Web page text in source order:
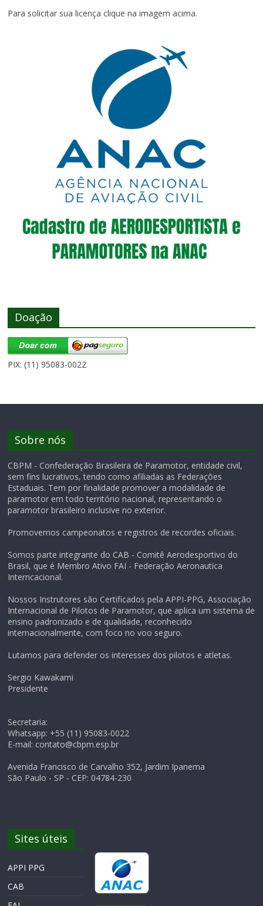
Para solicitar sua licença clique na imagem acima.
Doação
PIX: (11) 95083-0022
Sobre nós
CBPM - Confederação Brasileira de Paramotor, entidade civil,
sem fins lucrativos, tendo como afiliadas as Federações
Estaduais. Tem por finalidade promover a modalidade de
paramotor em todo território nacional, representando o
paramotor brasileiro inclusive no exterior.
Promovemos campeonatos e registros de recordes oficiais.
Somos parte integrante do CAB - Comitê Aerodesportivo do
Brasil, que é Membro Ativo FAI - Federação Aeronautica
Interncacional.
Nossos Instrutores são Certificados pela APPI-PPG, Associação
Internacional de Pilotos de Paramotor, que aplica um sistema de
ensino padronizado e de qualidade, reconhecido
internacionalmente, com foco no voo seguro.
Lutamos para defender os interesses dos pilotos e atletas.
Sergio Kawakami
Presidente
Secretaria:
Whatsapp: +55 (11) 95083-0022
E-mail: contato@cbpm.esp.br
Avenida Francisco de Carvalho 352, Jardim Ipanema
São Paulo - SP - CEP: 04784-230
Sites úteis
APPI PPG
CAB